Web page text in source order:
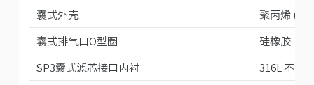
囊式外壳
聚丙烯 (PP)
囊式排气口O型圈
硅橡胶
SP3囊式滤芯接口内衬
316L 不锈